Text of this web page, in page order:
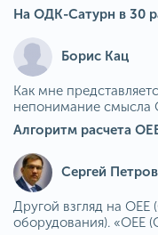
Борис Кац
Как мне
непонимание смысла
Сергей
Другой взгляд на
оборудования). «OEE